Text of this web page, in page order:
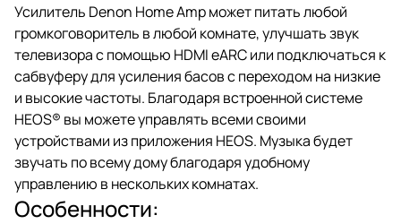
Усилитель Denon Home Amp может питать любой
громкоговоритель в любой комнате, улучшать звук
телевизора с помощью HDMI eARC или подключаться к
сабвуферу для усиления басов с переходом на низкие
и высокие частоты. Благодаря встроенной системе
HEOS® вы можете управлять всеми своими
устройствами из приложения HEOS. Музыка будет
звучать по всему дому благодаря удобному
управлению в нескольких комнатах.
Особенности: